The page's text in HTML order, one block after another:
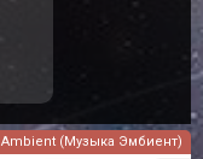
Ambient (Музыка Эмбиент)